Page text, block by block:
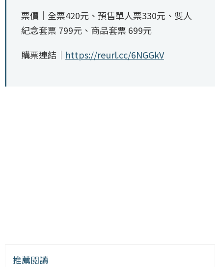
票價｜全票420元、預售單人票330元、雙人
紀念套票 799元、商品套票 699元
購票連結｜ https://reurl.cc/6NGGkV
推薦閱讀